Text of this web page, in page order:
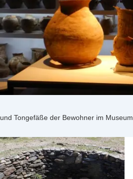
und Tongefäße der Bewohner im Museum.